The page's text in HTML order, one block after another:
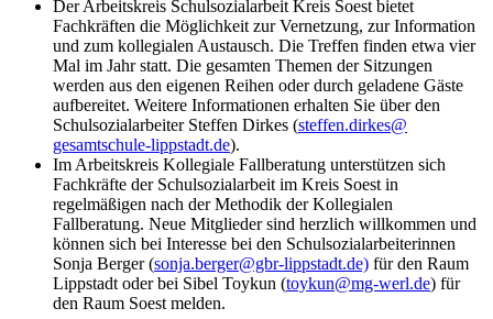
Der Arbeitskreis Schulsozialarbeit Kreis Soest bietet
Fachkräften die Möglichkeit zur Vernetzung, zur Information
und zum kollegialen Austausch. Die Treffen finden etwa vier
Mal im Jahr statt. Die gesamten Themen der Sitzungen
werden aus den eigenen Reihen oder durch geladene Gäste
aufbereitet. Weitere Informationen erhalten Sie über den
Schulsozialarbeiter Steffen Dirkes (steffen.dirkes@​
gesamtschule-lippstadt.de).
Im Arbeitskreis Kollegiale Fallberatung unterstützen sich
Fachkräfte der Schulsozialarbeit im Kreis Soest in
regelmäßigen nach der Methodik der Kollegialen
Fallberatung. Neue Mitglieder sind herzlich willkommen und
können sich bei Interesse bei den Schulsozialarbeiterinnen
Sonja Berger (sonja.berger@​gbr-lippstadt.de) für den Raum
Lippstadt oder bei Sibel Toykun (toykun@​mg-werl.de) für
den Raum Soest melden.